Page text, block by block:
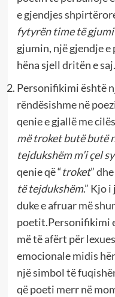
e gjendjes
fytyrën time të
gjumin, një gjendje
hëna sjell dritën e saj.
Personifikimi është
rëndësishme në
qenie e gjallë me
më troket butë butë
tejdukshëm m’i çel
qenie që “troket” dhe
të tejdukshëm.” Kjo
duke e afruar më
poetit.Personifikimi
më të afërt për
emocionale midis
një simbol të
që poeti merr në